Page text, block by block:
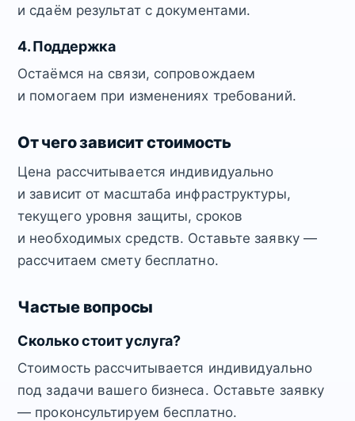
и сдаём результат с документами.
4. Поддержка
Остаёмся на связи, сопровождаем
и помогаем при изменениях требований.
От чего зависит стоимость
Цена рассчитывается индивидуально
и зависит от масштаба инфраструктуры,
текущего уровня защиты, сроков
и необходимых средств. Оставьте заявку —
рассчитаем смету бесплатно.
Частые вопросы
Сколько стоит услуга?
Стоимость рассчитывается индивидуально
под задачи вашего бизнеса. Оставьте заявку
— проконсультируем бесплатно.